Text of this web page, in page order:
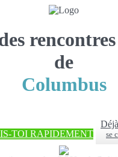
de
Columbus
TOI RAPIDEMENT se